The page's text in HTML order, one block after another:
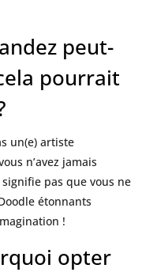
peut-
pourrait
un(e) artiste
n’avez jamais
pas que vous ne
étonnants
!
opter